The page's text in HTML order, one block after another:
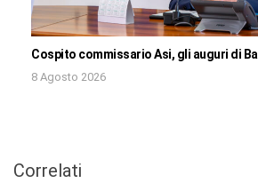
Cospito commissario Asi, gli auguri di
8 Agosto 2026
Correlati